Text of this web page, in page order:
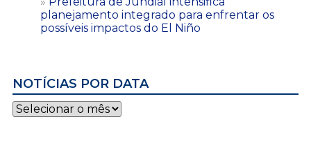
planejamento integrado para enfrentar os
possíveis impactos do El Niño
NOTÍCIAS POR DATA
Notícias
por